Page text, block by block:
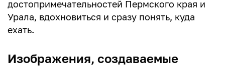
Написать комментарий
Имя*
достопримечательностей Пермского края и
Урала, вдохновиться и сразу понять, куда
ехать.
Изображения, создаваемые